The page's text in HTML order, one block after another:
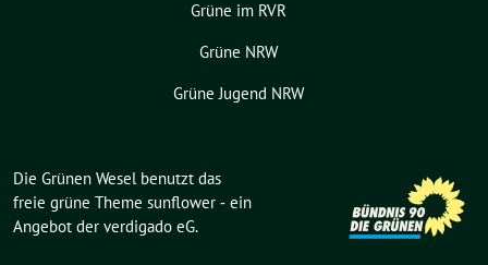
Grüne im RVR
Grüne NRW
Grüne Jugend NRW
Die Grünen Wesel benutzt das
freie grüne Theme sunflower ‐ ein
Angebot der verdigado eG.